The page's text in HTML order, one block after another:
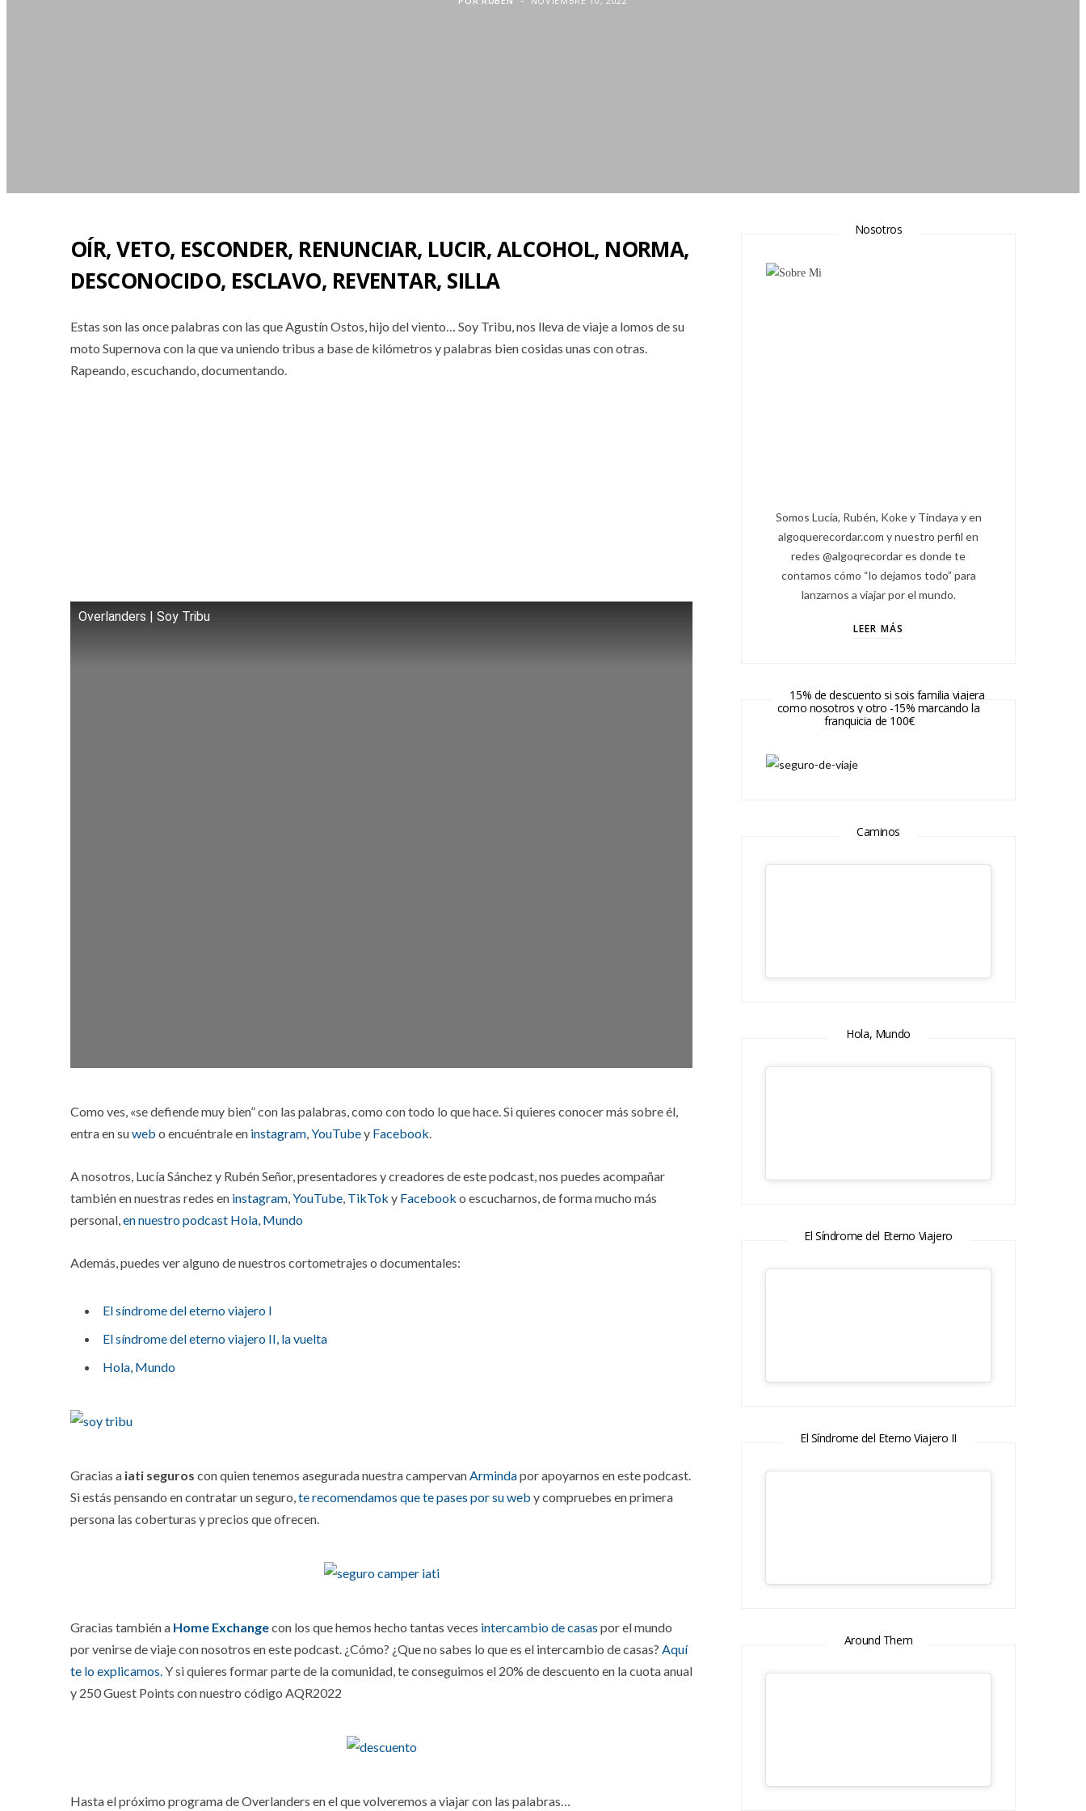
OÍR, VETO, ESCONDER, RENUNCIAR, LUCIR, ALCOHOL, NORMA,
DESCONOCIDO, ESCLAVO, REVENTAR, SILLA
Estas son las once palabras con las que Agustín Ostos, hijo del viento… Soy Tribu, nos lleva de viaje a lomos de su
moto Supernova con la que va uniendo tribus a base de kilómetros y palabras bien cosidas unas con otras.
Rapeando, escuchando, documentando.
Overlanders | Soy Tribu
Como ves, «se defiende muy bien” con las palabras, como con todo lo que hace. Si quieres conocer más sobre él,
entra en suweb o encuéntrale en instagram,YouTubey Facebook.
A nosotros, Lucía Sánchez y Rubén Señor, presentadores y creadores de este podcast, nos puedes acompañar
también en nuestras redes en instagram,YouTube, TikTok y Facebook o escucharnos, de forma mucho más
personal,en nuestro podcast Hola, Mundo
Además, puedes ver alguno de nuestros cortometrajes o documentales:
El síndrome del eterno viajero I
El síndrome del eterno viajero II, la vuelta
Hola, Mundo
Gracias a iati seguros con quien tenemos asegurada nuestra campervanArmindapor apoyarnos en este podcast.
Si estás pensando en contratar un seguro,te recomendamos que te pases por su web y compruebes en primera
persona las coberturas y precios que ofrecen.
Gracias también a Home Exchangecon los que hemos hecho tantas veces intercambio de casas por el mundo
por venirse de viaje con nosotros en este podcast. ¿Cómo? ¿Que no sabes lo que es el intercambio de casas? Aquí
te lo explicamos.Y si quieres formar parte de la comunidad, te conseguimos el 20% de descuento en la cuota anual
y 250 Guest Points con nuestro código AQR2022
Hasta el próximo programa de Overlanders en el que volveremos a viajar con las palabras…
Nosotros
Somos Lucía, Rubén, Koke y Tindaya y en
algoquerecordar.com y nuestro perfil en
redes @algoqrecordar es donde te
contamos cómo “lo dejamos todo” para
lanzarnos a viajar por el mundo.
LEER MÁS
15% de descuento si sois familia viajera
como nosotros y otro -15% marcando la
franquicia de 100€
Caminos
Hola, Mundo
El Síndrome del Eterno Viajero
El Síndrome del Eterno Viajero II
Around Them